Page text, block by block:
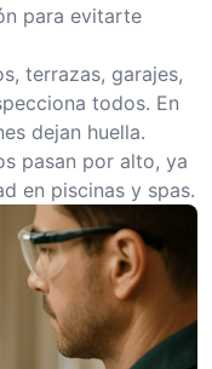
para evitarte
terrazas, garajes,
todos. En
dejan huella.
pasan por alto, ya
en piscinas y spas.